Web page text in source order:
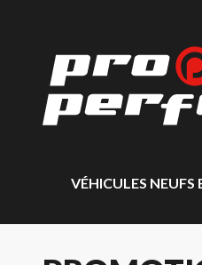
VÉHICULES NEUFS